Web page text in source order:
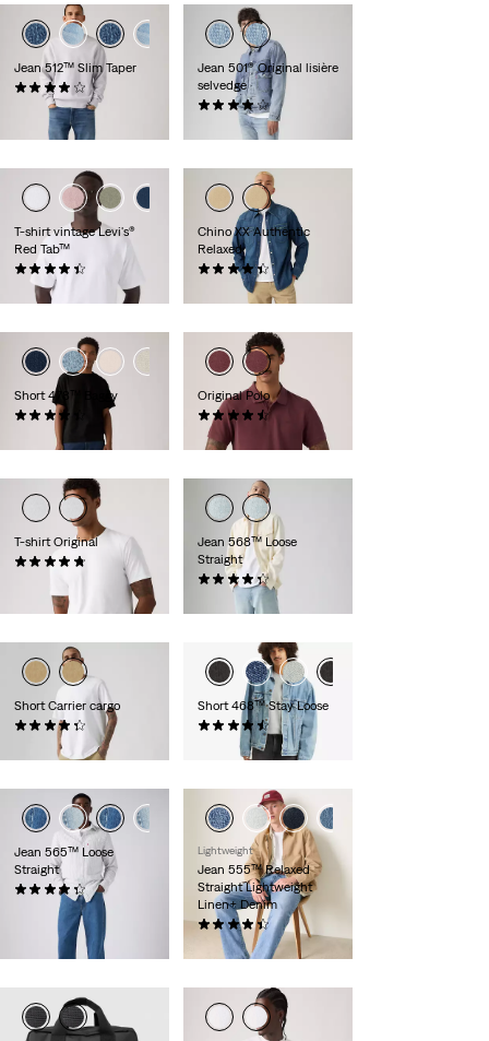
Jean 512™ Slim Taper
(1039)
120,00 €
Jean 501® Original lisière
selvedge
(557)
150,00 €
T-shirt vintage Levi's®
Red Tab™
35,00 €
Chino XX Authentic
Relaxed
(205)
Short 478™ Baggy
(118)
65,00 €
Original Polo
(24)
55,00 €
T-shirt Original
Jean 568™ Loose
Straight
(370)
Short Carrier cargo
(602)
59,00 €
Short 468™ Stay Loose
(80)
65,00 €
Jean 565™ Loose
Straight
(643)
69,00 €
Lightweight
Jean 555™ Relaxed
Straight Lightweight
Linen+ Denim
(374)
120,00 €